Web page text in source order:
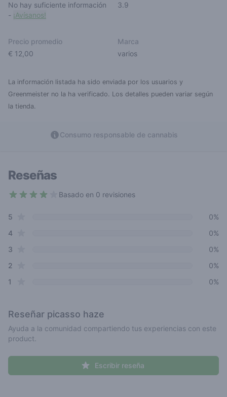
No hay suficiente información
- ¡Avísanos!
3.9
Precio promedio
€ 12,00
Marca
varios
La información listada ha sido enviada por los usuarios y
Greenmeister no la ha verificado. Los detalles pueden variar según
la tienda.
Consumo responsable de cannabis
Reseñas
Basado en 0 revisiones
Review data
5
0%
4star reviews
0%
3
0%
2
0%
1
0%
Reseñar picasso haze
Ayuda a la comunidad compartiendo tus experiencias con este
product.
Escribir reseña